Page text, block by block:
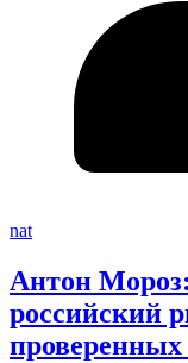
nat
Антон
российский
проверенных